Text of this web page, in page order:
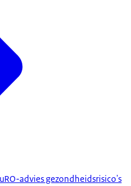
advies gezondheidsrisico's